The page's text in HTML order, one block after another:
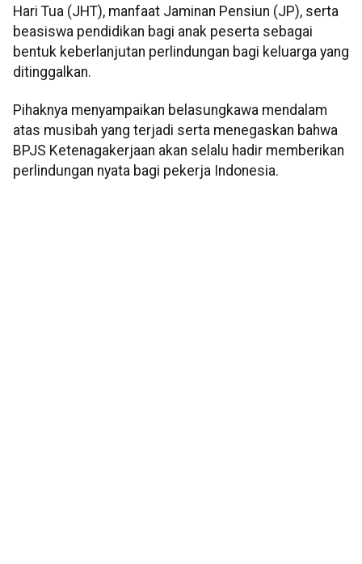
Hari Tua (JHT), manfaat Jaminan Pensiun (JP), serta
beasiswa pendidikan bagi anak peserta sebagai
bentuk keberlanjutan perlindungan bagi keluarga yang
ditinggalkan.
Pihaknya menyampaikan belasungkawa mendalam
atas musibah yang terjadi serta menegaskan bahwa
BPJS Ketenagakerjaan akan selalu hadir memberikan
perlindungan nyata bagi pekerja Indonesia.